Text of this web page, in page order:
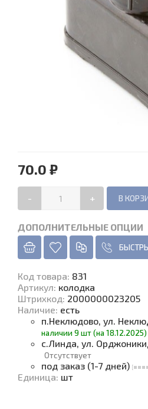
70.0 ₽
- +
ДОПОЛНИТЕЛЬНЫЕ ОПЦИИ
Код товара: 831
Артикул: колодка
Штрихкод: 2000000023205
Наличие: есть
п.Неклюдово, ул.
наличии 9 шт (на 18.12.2025)
с.Линда, ул.
Отсутствует
под заказ (1-7 дней)
Единица: шт